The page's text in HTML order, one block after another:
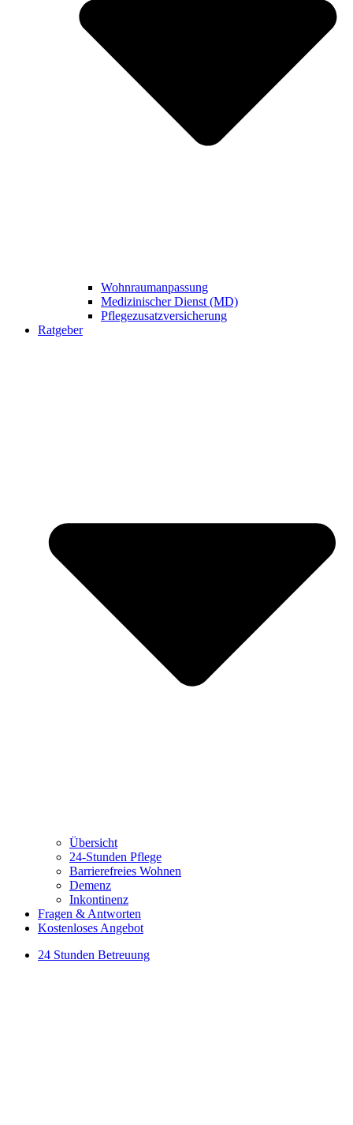
Wohnraumanpassung
Medizinischer Dienst (MD)
Pflegezusatzversicherung
Ratgeber
Übersicht
24-Stunden Pflege
Barrierefreies Wohnen
Demenz
Inkontinenz
Fragen & Antworten
Kostenloses Angebot
24 Stunden Betreuung